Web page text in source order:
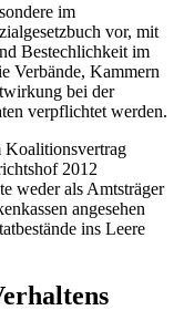
im
vor, mit
Bestechlichkeit im
Verbände, Kammern
bei der
verpflichtet werden.
Koalitionsvertrag
2012
weder als Amtsträger
angesehen
ins Leere